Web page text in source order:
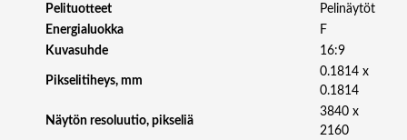
Pelituotteet
Pelinäytöt
Energialuokka
F
Kuvasuhde
16:9
Pikselitiheys, mm
0.1814 x
0.1814
Näytön resoluutio, pikseliä
3840 x
2160